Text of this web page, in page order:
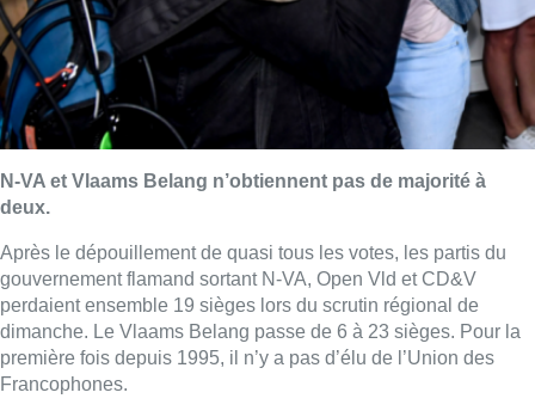
N-VA et Vlaams Belang n’obtiennent pas de majorité à
deux.
Après le dépouillement de quasi tous les votes, les partis du
gouvernement flamand sortant N-VA, Open Vld et CD&V
perdaient ensemble 19 sièges lors du scrutin régional de
dimanche. Le Vlaams Belang passe de 6 à 23 sièges. Pour la
première fois depuis 1995, il n’y a pas d’élu de l’Union des
Francophones.